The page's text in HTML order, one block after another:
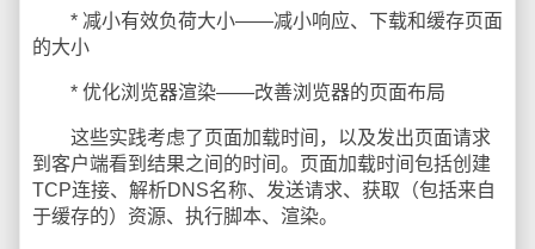
* 减小有效负荷大小——减小响应、下载和缓存页面
的大小
* 优化浏览器渲染——改善浏览器的页面布局
这些实践考虑了页面加载时间，以及发出页面请求
到客户端看到结果之间的时间。页面加载时间包括创建
TCP连接、解析DNS名称、发送请求、获取（包括来自
于缓存的）资源、执行脚本、渲染。